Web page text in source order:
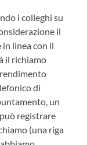
i colleghi su
il
linea con il
il richiamo
di
un
registrare
(una riga